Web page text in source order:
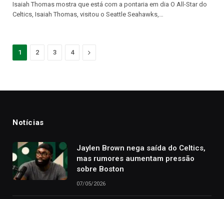
Isaiah Thomas mostra que está com a pontaria em dia O All-Star do
Celtics, Isaiah Thomas, visitou o Seattle Seahawks,…
1 2 3 4 Proximo
Notícias
Jaylen Brown nega saída do Celtics,
mas rumores aumentam pressão
sobre Boston
07/05/2026